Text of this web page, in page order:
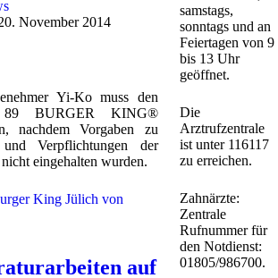
November 2014
Yi-Ko muss den
BURGER KING®
nachdem Vorgaben zu
und Verpflichtungen der
eingehalten wurden.
King Jülich von
auf
samstags,
sonntags und an
Feiertagen von 9
bis 13 Uhr
geöffnet.
Die
Arztrufzentrale
ist unter 116117
zu erreichen.
Zahnärzte:
Zentrale
Rufnummer für
den Notdienst:
01805/986700.